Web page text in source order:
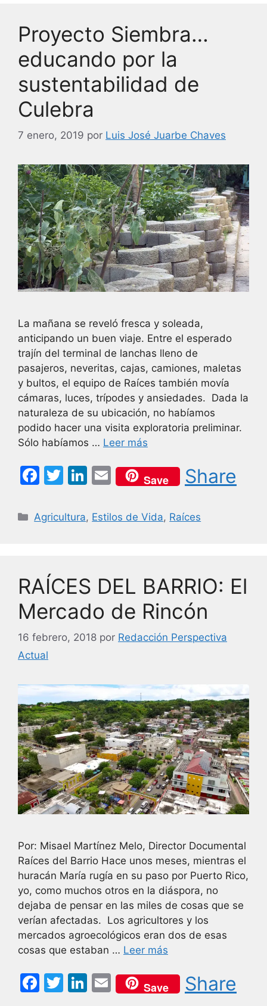
k
Proyecto Siembra…
educando por la
sustentabilidad de
Culebra
7 enero, 2019 por Luis José Juarbe Chaves
La mañana se reveló fresca y soleada,
anticipando un buen viaje. Entre el esperado
trajín del terminal de lanchas lleno de
pasajeros, neveritas, cajas, camiones, maletas
y bultos, el equipo de Raíces también movía
cámaras, luces, trípodes y ansiedades. Dada la
naturaleza de su ubicación, no habíamos
podido hacer una visita exploratoria preliminar.
Sólo habíamos … Leer más
F
c
o
o
k
T
itt
Li
k
E
m
ai
Save Share
Categorías
Agricultura, Estilos de Vida, Raíces
RAÍCES DEL BARRIO: El
Mercado de Rincón
16 febrero, 2018 por Redacción Perspectiva
Actual
Por: Misael Martínez Melo, Director Documental
Raíces del Barrio Hace unos meses, mientras el
huracán María rugía en su paso por Puerto Rico,
yo, como muchos otros en la diáspora, no
dejaba de pensar en las miles de cosas que se
verían afectadas. Los agricultores y los
mercados agroecológicos eran dos de esas
cosas que estaban … Leer más
F
T
Li E
Save Share